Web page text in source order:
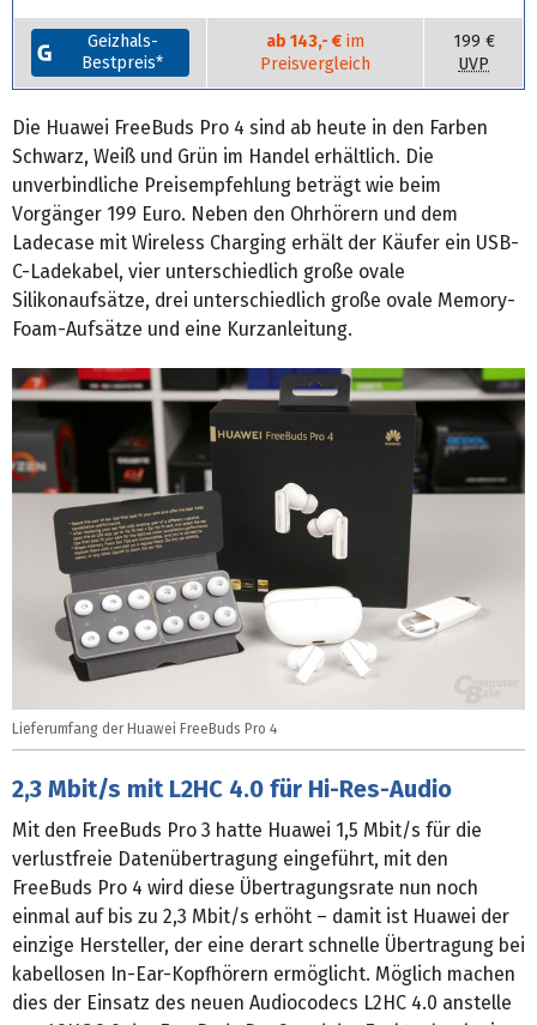
Geizhals-
Bestpreis*
ab 143,- € im
Preisvergleich
199 €
UVP
Die Huawei FreeBuds Pro 4 sind ab heute in den Farben
Schwarz, Weiß und Grün im Handel erhältlich. Die
unverbindliche Preisempfehlung beträgt wie beim
Vorgänger 199 Euro. Neben den Ohrhörern und dem
Ladecase mit Wireless Charging erhält der Käufer ein USB-
C-Ladekabel, vier unterschiedlich große ovale
Silikonaufsätze, drei unterschiedlich große ovale Memory-
Foam-Aufsätze und eine Kurzanleitung.
Lieferumfang der Huawei FreeBuds Pro 4
2,3 Mbit/s mit L2HC 4.0 für Hi-Res-Audio
Mit den FreeBuds Pro 3 hatte Huawei 1,5 Mbit/s für die
verlustfreie Datenübertragung eingeführt, mit den
FreeBuds Pro 4 wird diese Übertragungsrate nun noch
einmal auf bis zu 2,3 Mbit/s erhöht – damit ist Huawei der
einzige Hersteller, der eine derart schnelle Übertragung bei
kabellosen In-Ear-Kopfhörern ermöglicht. Möglich machen
dies der Einsatz des neuen Audiocodecs L2HC 4.0 anstelle